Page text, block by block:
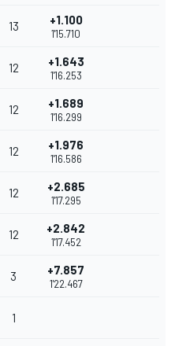
13 +1.100
1'15.710
12 +1.643
1'16.253
12 +1.689
1'16.299
12 +1.976
1'16.586
12 +2.685
1'17.295
12 +2.842
1'17.452
3 +7.857
1'22.467
1